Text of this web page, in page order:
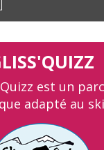
est un
adapté au